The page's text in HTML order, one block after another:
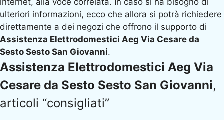
ulteriori informazioni, ecco che allora si potrà richiedere
direttamente a dei negozi che offrono il supporto di
Assistenza Elettrodomestici Aeg Via Cesare da
Sesto Sesto San Giovanni.
Assistenza Elettrodomestici Aeg Via
Cesare da Sesto Sesto San Giovanni,
articoli “consigliati”